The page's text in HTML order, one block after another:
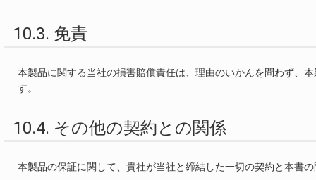
10.3. 免責
本製品に関する当社の損害賠償責任は、理由のいかんを問わず、
す。
10.4. その他の契約との関係
本製品の保証に関して、貴社が当社と締結した一切の契約と本書